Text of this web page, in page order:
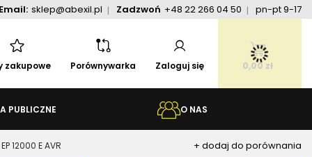
Email: sklep@abexil.pl Zadzwoń +48 22 266 04 50 pn-pt 9-17
zakupowe Porównywarka Zaloguj się 0,00 zł
PUBLICZNE O NAS
12000 E AVR + dodaj do porównania